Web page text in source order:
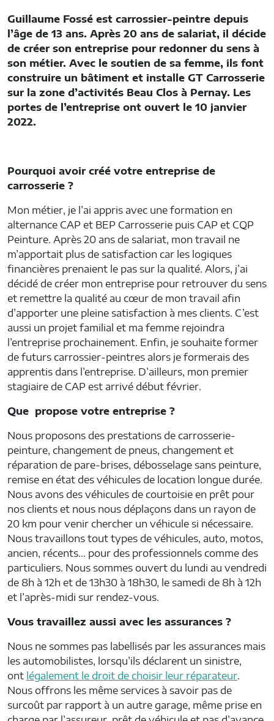
b
o
o
k
t
e
r
l
a
g
e
r
Guillaume Fossé est carrossier-peintre depuis
l’âge de 13 ans. Après 20 ans de salariat, il décide
de créer son entreprise pour redonner du sens à
son métier. Avec le soutien de sa femme, ils font
construire un bâtiment et installe GT Carrosserie
sur la zone d’activités Beau Clos à Pernay. Les
portes de l’entreprise ont ouvert le 10 janvier
2022.
Pourquoi avoir créé votre entreprise de
carrosserie ?
Mon métier, je l’ai appris avec une formation en
alternance CAP et BEP Carrosserie puis CAP et CQP
Peinture. Après 20 ans de salariat, mon travail ne
m’apportait plus de satisfaction car les logiques
financières prenaient le pas sur la qualité. Alors, j’ai
décidé de créer mon entreprise pour retrouver du sens
et remettre la qualité au cœur de mon travail afin
d’apporter une pleine satisfaction à mes clients. C’est
aussi un projet familial et ma femme rejoindra
l’entreprise prochainement. Enfin, je souhaite former
de futurs carrossier-peintres alors je formerais des
apprentis dans l’entreprise. D’ailleurs, mon premier
stagiaire de CAP est arrivé début février.
Que propose votre entreprise ?
Nous proposons des prestations de carrosserie-
peinture, changement de pneus, changement et
réparation de pare-brises, débosselage sans peinture,
remise en état des véhicules de location longue durée.
Nous avons des véhicules de courtoisie en prêt pour
nos clients et nous nous déplaçons dans un rayon de
20 km pour venir chercher un véhicule si nécessaire.
Nous travaillons tout types de véhicules, auto, motos,
ancien, récents… pour des professionnels comme des
particuliers. Nous sommes ouvert du lundi au vendredi
de 8h à 12h et de 13h30 à 18h30, le samedi de 8h à 12h
et l’après-midi sur rendez-vous.
Vous travaillez aussi avec les assurances ?
Nous ne sommes pas labellisés par les assurances mais
les automobilistes, lorsqu’ils déclarent un sinistre,
ont légalement le droit de choisir leur réparateur.
Nous offrons les même services à savoir pas de
surcoût par rapport à un autre garage, même prise en